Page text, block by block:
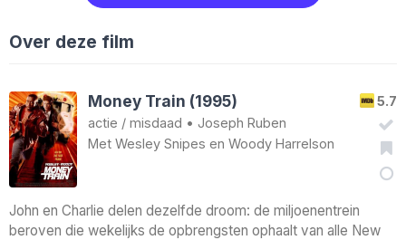
Over deze film
5.7
Money Train (1995)
actie / misdaad • Joseph Ruben
Met Wesley Snipes en Woody Harrelson
John en Charlie delen dezelfde droom: de miljoenentrein
beroven die wekelijks de opbrengsten ophaalt van alle New